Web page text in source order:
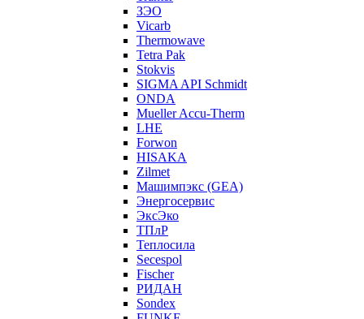
ЗЭО
Vicarb
Thermowave
Tetra Pak
Stokvis
SIGMA API Schmidt
ONDA
Mueller Accu-Therm
LHE
Forwon
HISAKA
Zilmet
Машимпэкс (GEA)
Энергосервис
ЭксЭко
ТПлР
Теплосила
Secespol
Fischer
РИДАН
Sondex